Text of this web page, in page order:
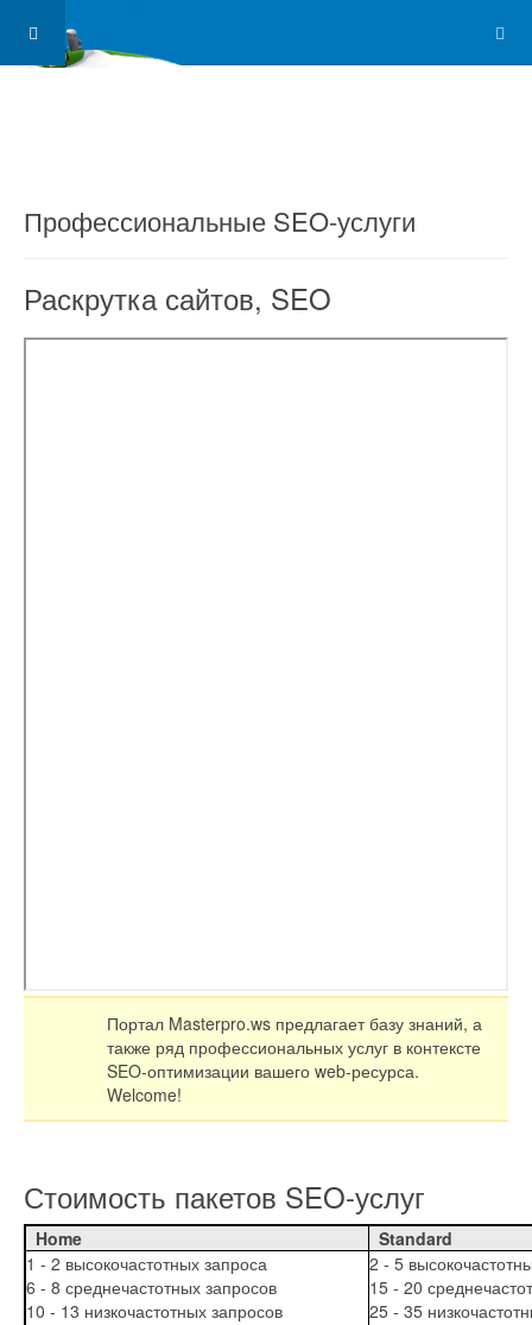
Профессиональные SEO-услуги
Раскрутка сайтов, SEO
Портал Masterpro.ws предлагает базу знаний, а
также ряд профессиональных услуг в контексте
SEO-оптимизации вашего web-ресурса.
Welcome!
Стоимость пакетов SEO-услуг
Home
Standard
1 - 2 высокочастотных запроса
6 - 8 среднечастотных запросов
10 - 13 низкочастотных запросов
2 - 5
15 - 20
25 - 35